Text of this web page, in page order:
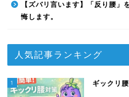
【ズバリ言います】「反り腰」
悔します。
人気記事ランキング
1 ギックリ